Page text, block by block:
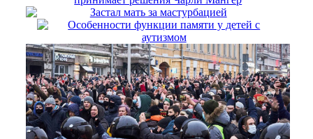
Застал мать за мастурбацией
Особенности функции памяти у детей с
аутизмом